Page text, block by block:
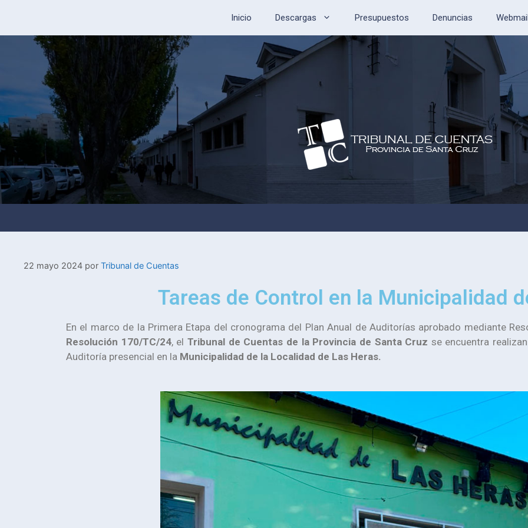
Inicio Descargas Presupuestos Denuncias
22 mayo 2024 por Tribunal de Cuentas
Tareas de Control en la Municipalidad
En el marco de la Primera Etapa del cronograma del Plan Anual de Auditorías aprobado mediante
Resolución 170/TC/24, el Tribunal de Cuentas de la Provincia de Santa Cruz se encuentra
Auditoría presencial en la Municipalidad de la Localidad de Las Heras.